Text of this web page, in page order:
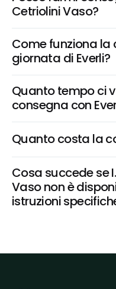
Cetriolini Vaso?
Come funziona la
giornata di Everli?
Quanto tempo ci
consegna con
Quanto costa la
Cosa succede se
Vaso non è
istruzioni